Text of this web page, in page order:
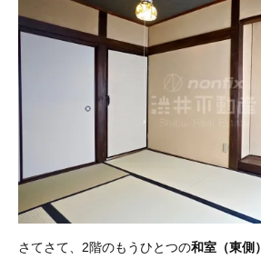
さてさて、2階のもうひとつの和室（東側）